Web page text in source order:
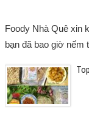
Foody Nhà Quê xin
bạn đã bao giờ nếm